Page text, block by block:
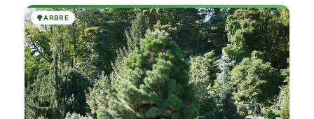
🌳ARBRE